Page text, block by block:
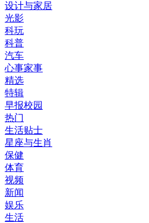
设计与家居
光影
科玩
科普
汽车
心事家事
精选
特辑
早报校园
热门
生活贴士
星座与生肖
保健
体育
视频
新闻
娱乐
生活